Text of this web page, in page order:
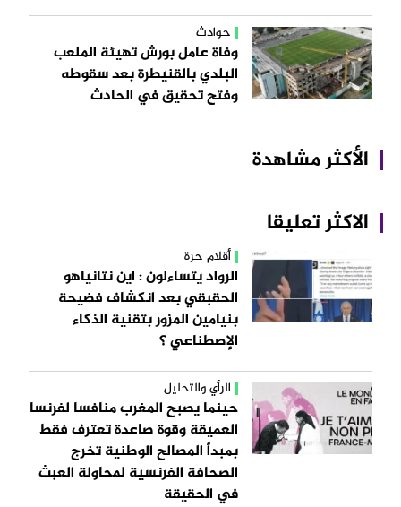
حوادث
وفاة عامل بورش تهيئة الملعب
البلدي بالقنيطرة بعد سقوطه
وفتح تحقيق في الحادث
الأكثر مشاهدة
الاكثر تعليقا
أقلام حرة
الرواد يتساءلون : اين نتانياهو
الحقبقي بعد انكشاف فضيحة
بنيامين المزور بتقنية الذكاء
الإصطناعي ؟
الرأي والتحليل
حينما يصبح المغرب منافسا لفرنسا
العميقة وقوة صاعدة تعترف فقط
بمبدأ المصالح الوطنية تخرج
الصحافة الفرنسية لمحاولة العبث
في الحقيقة